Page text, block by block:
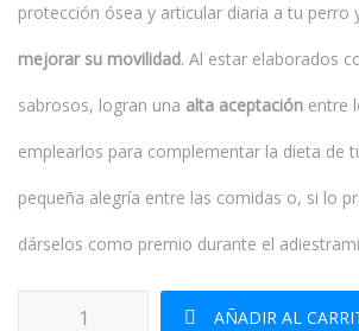
protección ósea y articular diaria a tu perro
mejorar su movilidad. Al estar elaborados
sabrosos, logran una alta aceptación entre
emplearlos para complementar la dieta de
pequeña alegría entre las comidas o, si lo
dárselos como premio durante el
Advance Dog Articular Stick cantidad
AÑADIR AL